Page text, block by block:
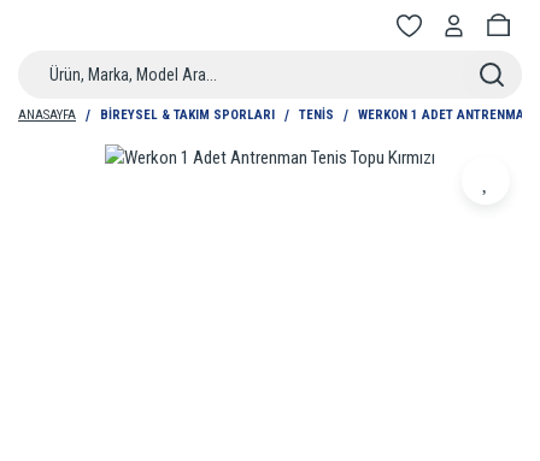
ANASAYFA BIREYSEL & TAKIM SPORLARI TENIS WERKON 1 ADET